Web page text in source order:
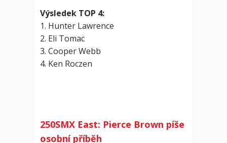
Výsledek TOP 4:
1. Hunter Lawrence
2. Eli Tomac
3. Cooper Webb
4. Ken Roczen
250SMX East: Pierce Brown píše
osobní příběh